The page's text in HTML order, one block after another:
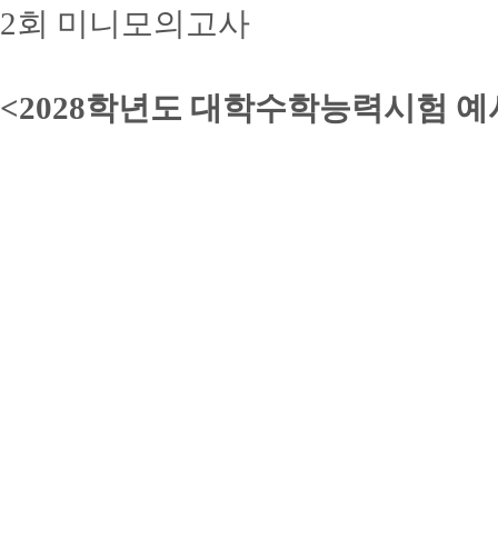
2회 미니모의고사
<2028학년도 대학수학능력시험